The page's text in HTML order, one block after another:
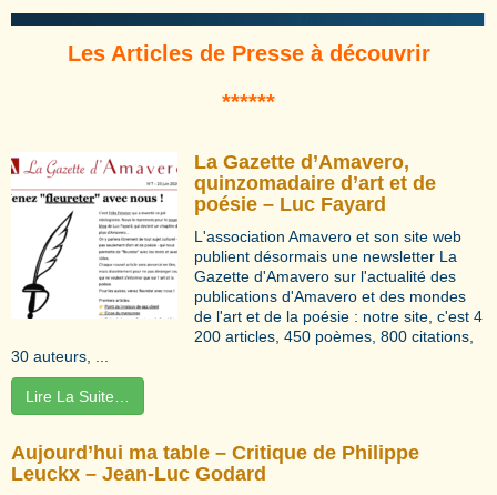
Les Articles de Presse à découvrir
******
La Gazette d’Amavero,
quinzomadaire d’art et de
poésie – Luc Fayard
L'association Amavero et son site web
publient désormais une newsletter La
Gazette d'Amavero sur l'actualité des
publications d'Amavero et des mondes
de l'art et de la poésie : notre site, c'est 4
200 articles, 450 poèmes, 800 citations,
30 auteurs, ...
Lire La Suite…
Aujourd’hui ma table – Critique de Philippe
Leuckx – Jean-Luc Godard